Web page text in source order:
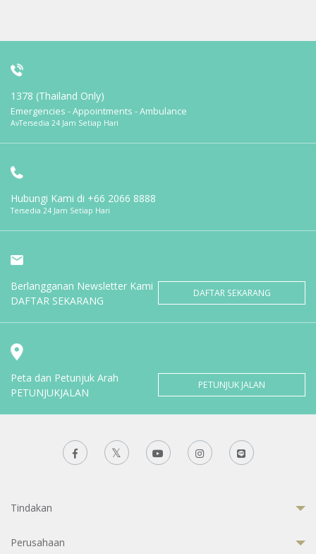
1378 (Thailand Only)
Emergencies - Appointments - Ambulance
AvTersedia 24 Jam Setiap Hari
Hubungi Kami di +66 2066 8888
Tersedia 24 Jam Setiap Hari
Berlangganan Newsletter Kami
DAFTAR SEKARANG
DAFTAR SEKARANG
Peta dan Petunjuk Arah
PETUNJUKJALAN
PETUNJUK JALAN
Tindakan
Perusahaan